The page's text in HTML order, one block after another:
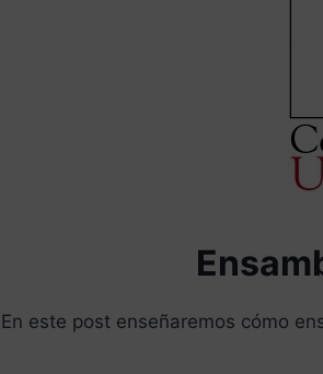
En este post enseñaremos cómo